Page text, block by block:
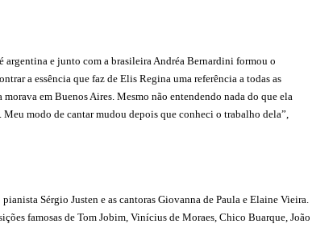
argentina e junto com a brasileira Andréa Bernardini formou o
a essência que faz de Elis Regina uma referência a todas as
em Buenos Aires. Mesmo não entendendo nada do que ela
modo de cantar mudou depois que conheci o trabalho dela”,
Sérgio Justen e as cantoras Giovanna de Paula e Elaine Vieira.
famosas de Tom Jobim, Vinícius de Moraes, Chico Buarque, João